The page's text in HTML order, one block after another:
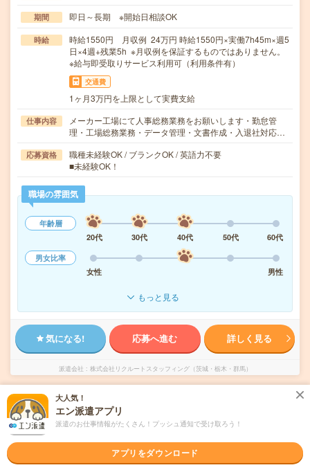
期間 即日～長期 ※開始日相談OK
時給
時給1550円 月収例 24万円 時給1550円×実働7h45m×週5
日×4週+残業5h ※月収例を保証するものではありません。
※給与即受取りサービス利用可（利用条件有）
交通費
1ヶ月3万円を上限として実費支給
仕事内容
メーカー工場にて人事総務業務をお願いします・勤怠管
理・工場総務業務・データ管理・文書作成・入退社対応…
応募資格
職種未経験OK / ブランクOK / 英語力不要
■未経験OK！
職場の雰囲気
年齢層
20代
30代 40代 50代
60代
男女比率
女性
男性
もっと見る
気になる! 応募へ進む 詳しく見る
派遣会社 株式会社リクルートスタッフィング（茨城・栃木・群馬）
未読 掲載日 2026/08/07
無料駐車場あり＊未経験OK！大手！車通勤
OK！荒川沖で総務・人事
大人気！
エン派遣アプリ
派遣のお仕事情報がたくさん！プッシュ通知で受け取ろう！
アプリをダウンロード